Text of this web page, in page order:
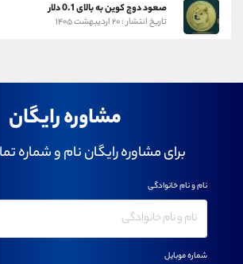
صعود دوج کوین به بالای 0.1 دلار
تاریخ انتشار : ۲۰ اردیبهشت ۱۴۰۵
مشاوره رایگان
برای مشاوره رایگان نام و شماره
نام و نام خانوادگی
شماره موبایل